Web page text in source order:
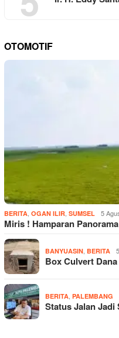
OTOMOTIF
BERITA OGAN ILIR SUMSEL 5
Miris ! Hamparan
BANYUASIN BERITA
Box Culvert
BERITA PALEMBANG
Status Jalan